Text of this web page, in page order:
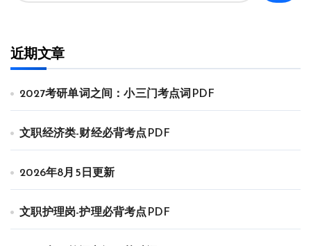
近期文章
2027考研单词之间：小三门考点词PDF
文职经济类-财经必背考点PDF
2026年8月5日更新
文职护理岗-护理必背考点PDF